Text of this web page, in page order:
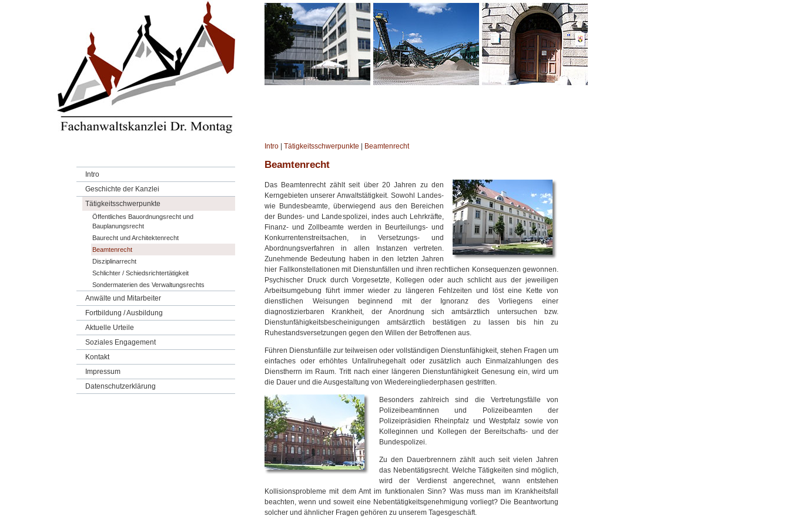
Intro
Geschichte der Kanzlei
Tätigkeitsschwerpunkte
Öffentliches Bauordnungsrecht und
Bauplanungsrecht
Baurecht und Architektenrecht
Beamtenrecht
Disziplinarrecht
Schlichter / Schiedsrichtertätigkeit
Sondermaterien des Verwaltungsrechts
Anwälte und Mitarbeiter
Fortbildung / Ausbildung
Aktuelle Urteile
Soziales Engagement
Kontakt
Impressum
Datenschutzerklärung
Intro Tätigkeitsschwerpunkte Beamtenrecht
Beamtenrecht
Das Beamtenrecht zählt seit über 20 Jahren zu den
Kerngebieten unserer Anwaltstätigkeit. Sowohl Landes-
wie Bundesbeamte, überwiegend aus den Bereichen
der Bundes- und Landespolizei, indes auch Lehrkräfte,
Finanz- und Zollbeamte werden in Beurteilungs- und
Konkurrentenstreitsachen, in Versetzungs- und
Abordnungsverfahren in allen Instanzen vertreten.
Zunehmende Bedeutung haben in den letzten Jahren
hier Fallkonstellationen mit Dienstunfällen und ihren rechtlichen Konsequenzen gewonnen.
Psychischer Druck durch Vorgesetzte, Kollegen oder auch schlicht aus der jeweiligen
Arbeitsumgebung führt immer wieder zu längeren Fehlzeiten und löst eine Kette von
dienstlichen Weisungen beginnend mit der Ignoranz des Vorliegens einer
diagnostizierbaren Krankheit, der Anordnung sich amtsärztlich untersuchen bzw.
Dienstunfähigkeitsbescheinigungen amtsärztlich bestätigen zu lassen bis hin zu
Ruhestandsversetzungen gegen den Willen der Betroffenen aus.
Führen Dienstunfälle zur teilweisen oder vollständigen Dienstunfähigkeit, stehen Fragen um
einfaches oder erhöhtes Unfallruhegehalt oder zusätzlich auch Einmalzahlungen des
Dienstherrn im Raum. Tritt nach einer längeren Dienstunfähigkeit Genesung ein, wird um
die Dauer und die Ausgestaltung von Wiedereingliederphasen gestritten.
Besonders zahlreich sind die Vertretungsfälle von
Polizeibeamtinnen und Polizeibeamten der
Polizeipräsidien Rheinpfalz und Westpfalz sowie von
Kolleginnen und Kollegen der Bereitschafts- und der
Bundespolizei.
Zu den Dauerbrennern zählt auch seit vielen Jahren
das Nebentätigsrecht. Welche Tätigkeiten sind möglich,
wird der Verdienst angerechnet, wann entstehen
Kollisionsprobleme mit dem Amt im funktionalen Sinn? Was muss man im Krankheitsfall
beachten, wenn und soweit eine Nebentätigkeitsgenehmigung vorliegt? Die Beantwortung
solcher und ähnlicher Fragen gehören zu unserem Tagesgeschäft.